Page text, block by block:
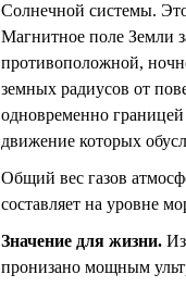
Солнечной системы.
Магнитное поле Земли
противоположной,
земных радиусов от
одновременно
движение которых
Общий вес газов
составляет на уровне
Значение для жизни.
пронизано мощным